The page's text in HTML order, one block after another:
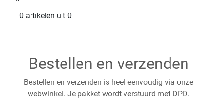
0 artikelen uit 0
Bestellen en verzenden
Bestellen en verzenden is heel eenvoudig via onze
webwinkel. Je pakket wordt verstuurd met DPD.